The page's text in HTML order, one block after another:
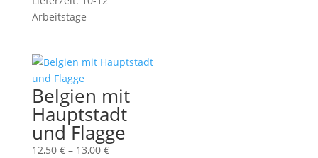
Arbeitstage
Belgien mit
Hauptstadt
und Flagge
12,50 €– 13,00 €